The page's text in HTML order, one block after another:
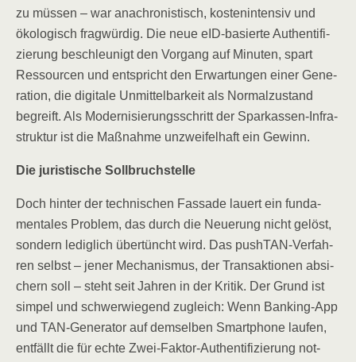
zu müs­sen – war ana­chro­nis­tisch, kos­ten­in­ten­siv und
öko­lo­gisch frag­wür­dig. Die neue eID-basier­te Authen­ti­fi­
zie­rung beschleu­nigt den Vor­gang auf Minu­ten, spart
Res­sour­cen und ent­spricht den Erwar­tun­gen einer Gene­
ra­ti­on, die digi­ta­le Unmit­tel­bar­keit als Nor­mal­zu­stand
begreift. Als Moder­ni­sie­rungs­schritt der Spar­kas­sen-Infra­
struk­tur ist die Maß­nah­me unzwei­fel­haft ein Gewinn.
Die juris­ti­sche Sollbruchstelle
Doch hin­ter der tech­ni­schen Fas­sa­de lau­ert ein fun­da­
men­ta­les Pro­blem, das durch die Neue­rung nicht gelöst,
son­dern ledig­lich über­tüncht wird. Das pushT­AN-Ver­fah­
ren selbst – jener Mecha­nis­mus, der Trans­ak­tio­nen absi­
chern soll – steht seit Jah­ren in der Kri­tik. Der Grund ist
sim­pel und schwer­wie­gend zugleich: Wenn Ban­king-App
und TAN-Gene­ra­tor auf dem­sel­ben Smart­phone lau­fen,
ent­fällt die für ech­te Zwei-Fak­tor-Authen­ti­fi­zie­rung not­